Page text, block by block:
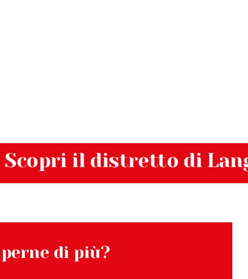
il distretto di
di più?